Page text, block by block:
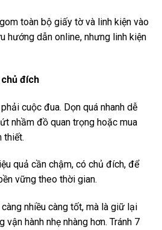
toàn bộ giấy tờ và linh kiện vào
hướng dẫn online, nhưng linh kiện
chủ đích
cuộc đua. Dọn quá nhanh dễ
nhầm đồ quan trọng hoặc mua
thiết.
quả cần chậm, có chủ đích, để
vững theo thời gian.
nhiều càng tốt, mà là giữ lại
hành nhẹ nhàng hơn. Tránh 7